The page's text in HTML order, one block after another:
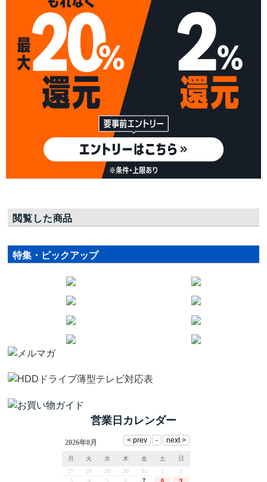
閲覧した商品
特集・ピックアップ
営業日カレンダー